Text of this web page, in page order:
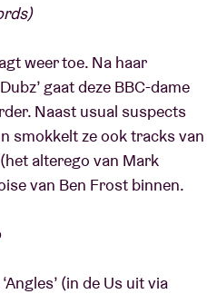
weer toe. Na haar
gaat deze BBC-dame
Naast usual suspects
smokkelt ze ook tracks van
alterego van Mark
van Ben Frost binnen.
(in de Us uit via